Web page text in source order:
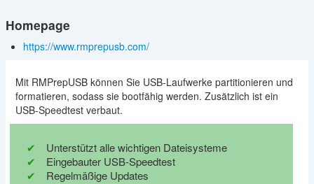
Homepage
https://www.rmprepusb.com/
Mit RMPrepUSB können Sie USB-Laufwerke partitionieren und
formatieren, sodass sie bootfähig werden. Zusätzlich ist ein
USB-Speedtest verbaut.
Unterstützt alle wichtigen Dateisysteme
Eingebauter USB-Speedtest
Regelmäßige Updates